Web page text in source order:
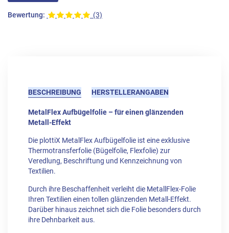
Bewertung: (3)
BESCHREIBUNG HERSTELLERANGABEN
MetalFlex Aufbügelfolie – für einen glänzenden
Metall-Effekt
Die plottiX MetalFlex Aufbügelfolie ist eine exklusive
Thermotransferfolie (Bügelfolie, Flexfolie) zur
Veredlung, Beschriftung und Kennzeichnung von
Textilien.
Durch ihre Beschaffenheit verleiht die MetallFlex-Folie
Ihren Textilien einen tollen glänzenden Metall-Effekt.
Darüber hinaus zeichnet sich die Folie besonders durch
ihre Dehnbarkeit aus.